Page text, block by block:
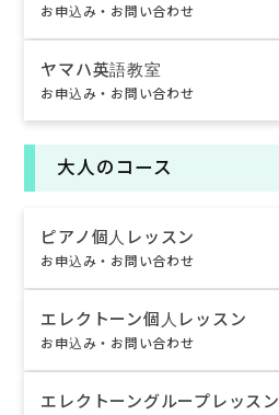
お申込み・お問い合わせ
ヤマハ英語教室
お申込み・お問い合わせ
大人のコース
ピアノ個人レッスン
お申込み・お問い合わせ
エレクトーン個人レッスン
お申込み・お問い合わせ
エレクトーングループレッスン